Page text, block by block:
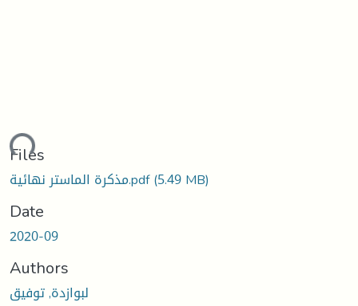
Files
مذكرة الماستر نهائية.pdf(5.49 MB)
Date
2020-09
Authors
لبوازدة, توفيق